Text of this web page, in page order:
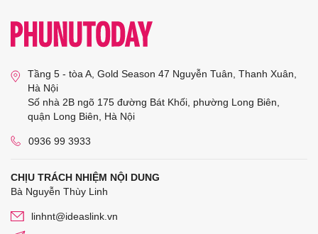
Tầng 5 - tòa A, Gold Season 47 Nguyễn Tuân, Thanh Xuân,
Hà Nội
Số nhà 2B ngõ 175 đường Bát Khối, phường Long Biên,
quận Long Biên, Hà Nội
0936 99 3933
CHỊU TRÁCH NHIỆM NỘI DUNG
Bà Nguyễn Thùy Linh
linhnt@ideaslink.vn